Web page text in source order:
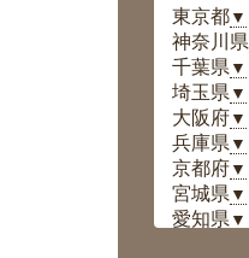
東京都▼
神奈川県
千葉県 ▼
埼玉県 ▼
大阪府▼
兵庫県 ▼
京都府▼
宮城県 ▼
愛知県 ▼